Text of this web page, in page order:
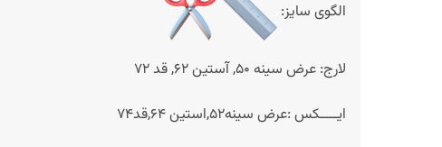
الگوی سایز:
لارج: عرض سینه 50, آستین 62, قد 72
ایـــــکس :عرض سینه52,استین 64,قد74